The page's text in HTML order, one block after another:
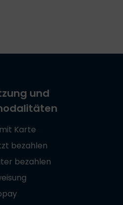
und
Karte
bezahlen
bezahlen